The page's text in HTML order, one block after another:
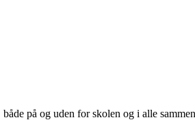
på og uden for skolen og i alle